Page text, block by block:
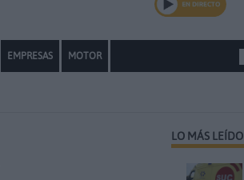
EMPRESAS MOTOR
LO MÁS LEÍDO